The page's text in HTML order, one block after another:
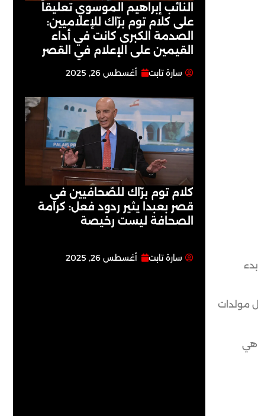
النائب إبراهيم الموسوي تعليقاً
على كلام توم برّاك للإعلاميين:
الصدمة الكبرى كانت في أداء
القيمين على ‏الإعلام في القصر
سارة تابت أغسطس 26, 2025
كلام توم برّاك للصّحافيين في
قصر بعبدا يثير ردود فعل: كرامة
الصحافة ليست رخيصة
سارة تابت أغسطس 26, 2025
مولدات
هي